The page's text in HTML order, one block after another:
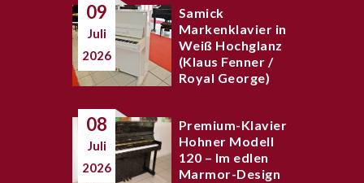
09
Juli
2026
Samick
Markenklavier in
Weiß Hochglanz
(Klaus Fenner /
Royal George)
08
Juli
2026
Premium-Klavier
Hohner Modell
120 – Im edlen
Marmor-Design